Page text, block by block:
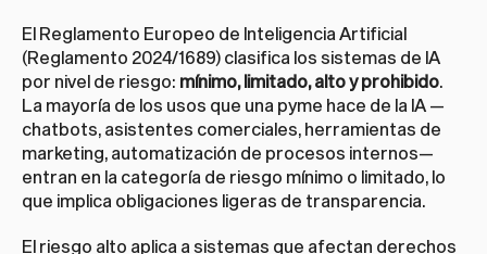
El Reglamento Europeo de Inteligencia Artificial
(Reglamento 2024/1689) clasifica los sistemas de IA
por nivel de riesgo: mínimo, limitado, alto y prohibido.
La mayoría de los usos que una pyme hace de la IA —
chatbots, asistentes comerciales, herramientas de
marketing, automatización de procesos internos—
entran en la categoría de riesgo mínimo o limitado, lo
que implica obligaciones ligeras de transparencia.
El riesgo alto aplica a sistemas que afectan derechos